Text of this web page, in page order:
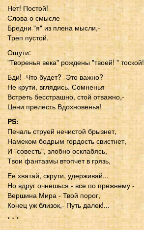
Нет! Постой!
Слова о смысле -
Бредни "я" из плена мысли,-
Треп пустой.
Ощути:
"Творенья века" рождены "твоей! " тоской!
Бди! -Что будет? -Это важно?
Не крути, вглядись. Сомненья
Встреть бесстрашно, стой отважно,-
Цени прелесть Вдохновенья!
PS:
Печаль струей нечистой брызнет,
Намеком бодрым гордость свистнет,
И "совесть", злобно осклабясь,
Твои фантазмы втопчет в грязь,
Ее хватай, скрути, удерживай...
Но вдруг очнешься - все по прежнему -
Вершина Мира - Твой порог,
Конец уж близок,- Путь далек!...
* * *